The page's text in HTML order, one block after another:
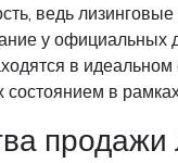
ведь
у официальных
в идеальном
в
продажи